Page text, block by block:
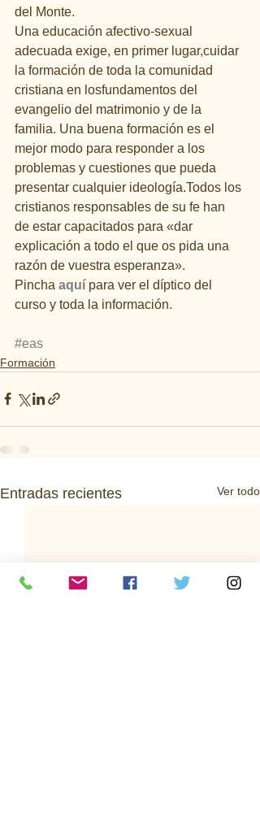
del Monte.
Una educación afectivo-sexual
adecuada exige, en primer lugar,cuidar
la formación de toda la comunidad
cristiana en losfundamentos del
evangelio del matrimonio y de la
familia. Una buena formación es el
mejor modo para responder a los
problemas y cuestiones que pueda
presentar cualquier ideología.Todos los
cristianos responsables de su fe han
de estar capacitados para «dar
explicación a todo el que os pida una
razón de vuestra esperanza».
Pincha aquí para ver el díptico del
curso y toda la información.
#eas
Formación
Entradas recientes Ver todo